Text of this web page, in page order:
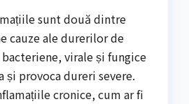
sunt două dintre
cauze ale durerilor de
virale și fungice
și provoca dureri severe.
cronice, cum ar fi